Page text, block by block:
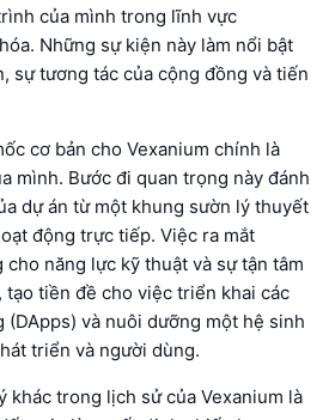
của mình trong lĩnh vực
Những sự kiện này làm nổi bật
sự tương tác của cộng đồng và tiến
cơ bản cho Vexanium chính là
mình. Bước đi quan trọng này đánh
dự án từ một khung sườn lý thuyết
động trực tiếp. Việc ra mắt
năng lực kỹ thuật và sự tận tâm
tạo tiền đề cho việc triển khai các
và nuôi dưỡng một hệ sinh
triển và người dùng.
khác trong lịch sử của Vexanium là